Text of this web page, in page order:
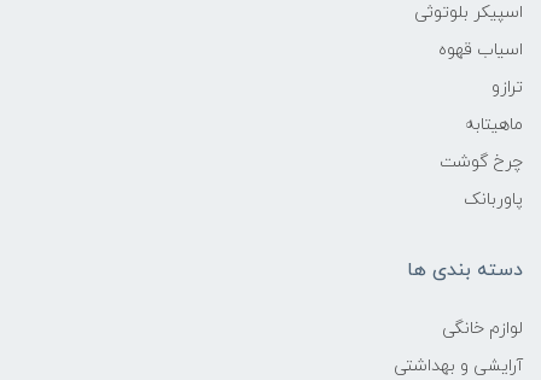
اسپیکر بلوتوثی
اسیاب قهوه
ترازو
ماهیتابه
چرخ گوشت
پاوربانک
دسته بندی ها
لوازم خانگی
آرایشی و بهداشتی